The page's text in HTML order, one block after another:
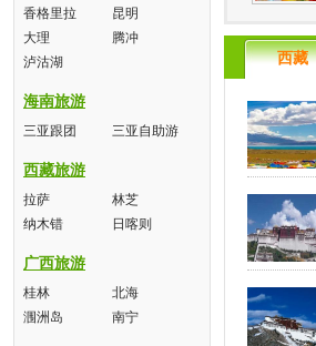
香格里拉
昆明
大理
腾冲
泸沽湖
海南旅游
三亚跟团 三亚自助游
西藏旅游
拉萨
林芝
纳木错
日喀则
广西旅游
桂林
北海
涠洲岛
南宁
西藏